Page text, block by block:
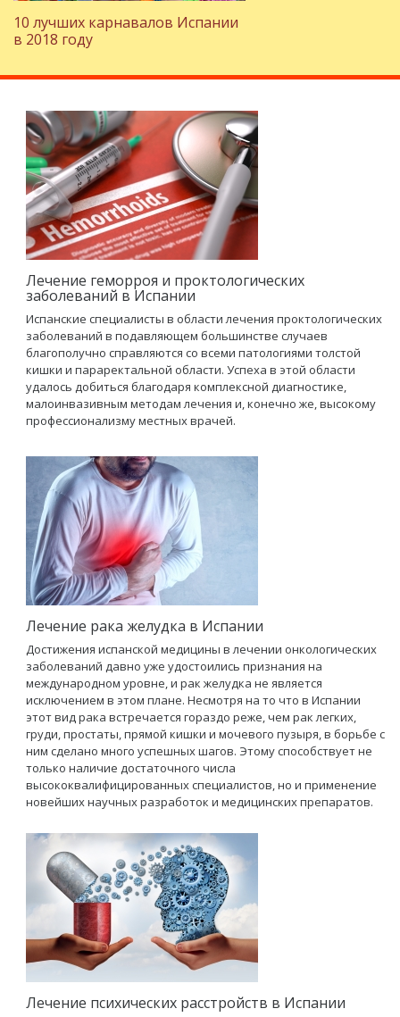
10 лучших карнавалов Испании
в 2018 году
Лечение геморроя и проктологических
заболеваний в Испании
Испанские специалисты в области лечения проктологических
заболеваний в подавляющем большинстве случаев
благополучно справляются со всеми патологиями толстой
кишки и параректальной области. Успеха в этой области
удалось добиться благодаря комплексной диагностике,
малоинвазивным методам лечения и, конечно же, высокому
профессионализму местных врачей.
Лечение рака желудка в Испании
Достижения испанской медицины в лечении онкологических
заболеваний давно уже удостоились признания на
международном уровне, и рак желудка не является
исключением в этом плане. Несмотря на то что в Испании
этот вид рака встречается гораздо реже, чем рак легких,
груди, простаты, прямой кишки и мочевого пузыря, в борьбе с
ним сделано много успешных шагов. Этому способствует не
только наличие достаточного числа
высококвалифицированных специалистов, но и применение
новейших научных разработок и медицинских препаратов.
Лечение психических расстройств в Испании